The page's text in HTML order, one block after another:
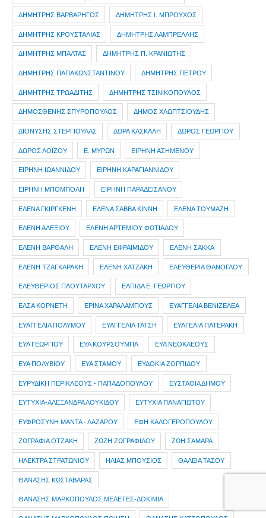
ΔΗΜΗΤΡΗΣ ΒΑΡΒΑΡΗΓΟΣ ΔΗΜΗΤΡΗΣ Ι. ΜΠΡΟΥΧΟΣ
ΔΗΜΗΤΡΗΣ ΚΡΟΥΣΤΑΛΙΑΣ ΔΗΜΗΤΡΗΣ ΛΑΜΠΡΕΛΛΗΣ
ΔΗΜΗΤΡΗΣ ΜΠΑΛΤΑΣ ΔΗΜΗΤΡΗΣ Π. ΚΡΑΝΙΩΤΗΣ
ΔΗΜΗΤΡΗΣ ΠΑΠΑΚΩΝΣΤΑΝΤΙΝΟΥ ΔΗΜΗΤΡΗΣ ΠΕΤΡΟΥ
ΔΗΜΗΤΡΗΣ ΤΡΩΑΔΙΤΗΣ ΔΗΜΗΤΡΗΣ ΤΣΙΝΙΚΟΠΟΥΛΟΣ
ΔΗΜΟΣΘΕΝΗΣ ΣΠΥΡΟΠΟΥΛΟΣ ΔΗΜΟΣ ΧΛΩΠΤΣΙΟΥΔΗΣ
ΔΙΟΝΥΣΗΣ ΣΤΕΡΓΙΟΥΛΑΣ ΔΩΡΑ ΚΑΣΚΑΛΗ ΔΩΡΟΣ ΓΕΩΡΓΙΟΥ
ΔΩΡΟΣ ΛΟΪΖΟΥ Ε. ΜΥΡΩΝ ΕΙΡΗΝΗ ΑΣΗΜΕΝΟΥ
ΕΙΡΗΝΗ ΙΩΑΝΝΙΔΟΥ ΕΙΡΗΝΗ ΚΑΡΑΓΙΑΝΝΙΔΟΥ
ΕΙΡΗΝΗ ΜΠΟΜΠΟΛΗ ΕΙΡΗΝΗ ΠΑΡΑΔΕΙΣΑΝΟΥ
ΕΛΕΝΑ ΓΚΙΡΓΚΕΝΗ ΕΛΕΝΑ ΣΑΒΒΑ ΚΙΝΝΗ ΕΛΕΝΑ ΤΟΥΜΑΖΗ
ΕΛΕΝΗ ΑΛΕΞΙΟΥ ΕΛΕΝΗ ΑΡΤΕΜΙΟΥ ΦΩΤΙΑΔΟΥ
ΕΛΕΝΗ ΒΑΡΘΑΛΗ ΕΛΕΝΗ ΕΦΡΑΙΜΙΔΟΥ ΕΛΕΝΗ ΣΑΚΚΑ
ΕΛΕΝΗ ΤΖΑΓΚΑΡΑΚΗ ΕΛΕΝΗ ΧΑΤΖΑΚΗ ΕΛΕΥΘΕΡΙΑ ΘΑΝΟΓΛΟΥ
ΕΛΕΥΘΕΡΙΟΣ ΠΛΟΥΤΑΡΧΟΥ ΕΛΠΙΔΑ Ε. ΓΕΩΡΓΙΟΥ
ΕΛΣΑ ΚΟΡΝΕΤΗ ΕΡΙΝΑ ΧΑΡΑΛΑΜΠΟΥΣ ΕΥΑΓΓΕΛΙΑ ΒΕΝΙΖΕΛΕΑ
ΕΥΑΓΓΕΛΙΑ ΠΟΛΥΜΟΥ ΕΥΑΓΓΕΛΙΑ ΤΑΤΣΗ ΕΥΑΓΕΛΙΑ ΠΑΤΕΡΑΚΗ
ΕΥΑ ΓΕΩΡΓΙΟΥ ΕΥΑ ΚΟΥΡΣΟΥΜΠΑ ΕΥΑ ΝΕΟΚΛΕΟΥΣ
ΕΥΑ ΠΟΛΥΒΙΟΥ ΕΥΑ ΣΤΑΜΟΥ ΕΥΔΟΚΙΑ ΖΟΡΠΙΔΟΥ
ΕΥΡΥΔΙΚΗ ΠΕΡΙΚΛΕΟΥΣ - ΠΑΠΑΔΟΠΟΥΛΟΥ ΕΥΣΤΑΘΙΑ ΔΗΜΟΥ
ΕΥΤΥΧΙΑ-ΑΛΕΞΑΝΔΡΑ ΛΟΥΚΙΔΟΥ ΕΥΤΥΧΙΑ ΠΑΝΑΓΙΩΤΟΥ
ΕΥΦΡΟΣΥΝΗ ΜΑΝΤΑ - ΛΑΖΑΡΟΥ ΕΦΗ ΚΑΛΟΓΕΡΟΠΟΥΛΟΥ
ΖΩΓΡΑΦΙΑ ΟΤΖΑΚΗ ΖΩΖΗ ΖΩΓΡΑΦΙΔΟΥ ΖΩΗ ΣΑΜΑΡΑ
ΗΛΕΚΤΡΑ ΣΤΡΑΤΩΝΙΟΥ ΗΛΙΑΣ ΜΠΟΥΣΙΟΣ ΘΑΛΕΙΑ ΤΑΣΟΥ
ΘΑΝΑΣΗΣ ΚΩΣΤΑΒΑΡΑΣ
ΘΑΝΑΣΗΣ ΜΑΡΚΟΠΟΥΛΟΣ ΜΕΛΕΤΕΣ-ΔΟΚΙΜΙΑ